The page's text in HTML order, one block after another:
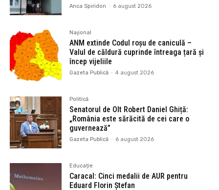
Anca Spiridon - 6 august 2026
Naţional
ANM extinde Codul roșu de caniculă –
Valul de căldură cuprinde întreaga țară și
încep vijeliile
Gazeta Publică - 4 august 2026
Politică
Senatorul de Olt Robert Daniel Ghiță:
„România este sărăcită de cei care o
guvernează”
Gazeta Publică - 6 august 2026
Educație
Caracal: Cinci medalii de AUR pentru
Eduard Florin Ștefan